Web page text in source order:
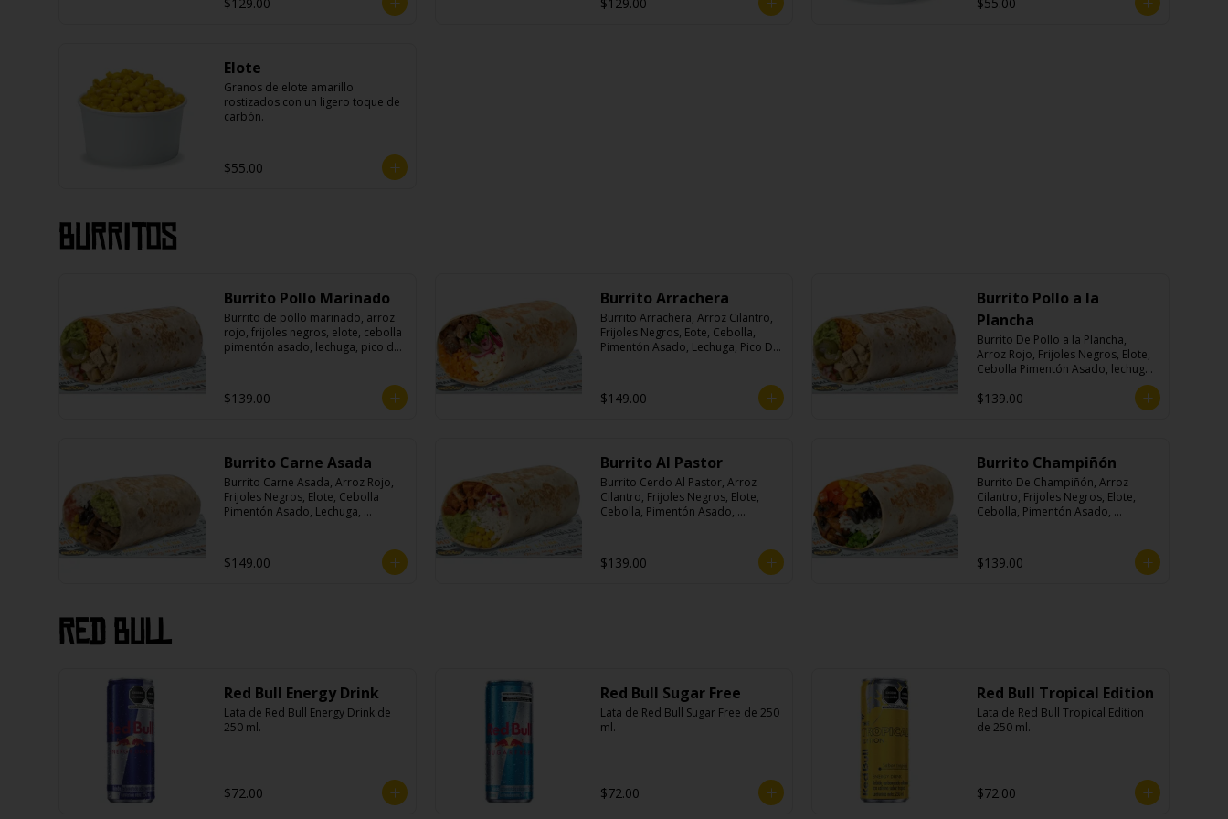
Elote
Granos de elote amarillo
rostizados con un ligero toque de
carbón.
$55.00
Burritos
Burrito Pollo Marinado
Burrito de pollo marinado, arroz
rojo, frijoles negros, elote, cebolla
pimentón asado, lechuga, pico de
$139.00
Burrito Arrachera
Burrito Arrachera, Arroz Cilantro,
Frijoles Negros, Eote, Cebolla,
Pimentón Asado, Lechuga, Pico De
$149.00
Burrito Pollo a la
Plancha
Burrito De Pollo a la Plancha,
Arroz Rojo, Frijoles Negros, Elote,
Cebolla Pimentón Asado, lechuga,
Crema Ácida.
$139.00
Burrito Carne Asada
Burrito Carne Asada, Arroz Rojo,
Frijoles Negros, Elote, Cebolla
Pimentón Asado, Lechuga,
$149.00
Burrito Al Pastor
Burrito Cerdo Al Pastor, Arroz
Cilantro, Frijoles Negros, Elote,
Cebolla, Pimentón Asado,
$139.00
Burrito Champiñón
Burrito De Champiñón, Arroz
Cilantro, Frijoles Negros, Elote,
Cebolla, Pimentón Asado,
$139.00
Red Bull
Red Bull Energy Drink
Lata de Red Bull Energy Drink de
250 ml.
$72.00
Red Bull Sugar Free
Lata de Red Bull Sugar Free de 250
ml.
$72.00
Red Bull Tropical Edition
Lata de Red Bull Tropical Edition
de 250 ml.
$72.00